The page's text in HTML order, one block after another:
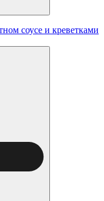
соусе и креветками